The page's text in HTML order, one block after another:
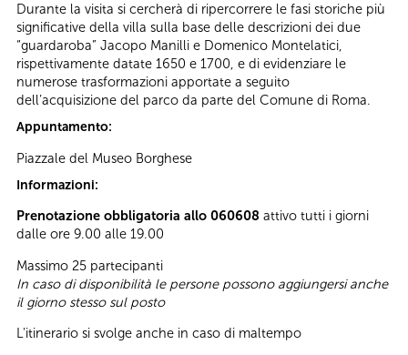
Durante la visita si cercherà di ripercorrere le fasi storiche più
significative della villa sulla base delle descrizioni dei due
“guardaroba” Jacopo Manilli e Domenico Montelatici,
rispettivamente datate 1650 e 1700, e di evidenziare le
numerose trasformazioni apportate a seguito
dell’acquisizione del parco da parte del Comune di Roma.
Appuntamento:
Piazzale del Museo Borghese
Informazioni:
Prenotazione obbligatoria allo 060608 attivo tutti i giorni
dalle ore 9.00 alle 19.00
Massimo 25 partecipanti
In caso di disponibilità le persone possono aggiungersi anche
il giorno stesso sul posto
L'itinerario si svolge anche in caso di maltempo